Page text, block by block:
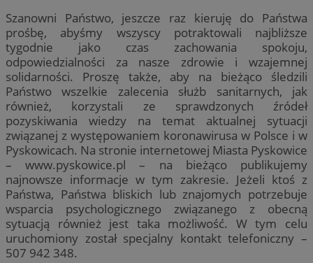
Szanowni Państwo, jeszcze raz kieruję do Państwa
prośbę, abyśmy wszyscy potraktowali najbliższe
tygodnie jako czas zachowania spokoju,
odpowiedzialności za nasze zdrowie i wzajemnej
solidarności. Proszę także, aby na bieżąco śledzili
Państwo wszelkie zalecenia służb sanitarnych, jak
również, korzystali ze sprawdzonych źródeł
pozyskiwania wiedzy na temat aktualnej sytuacji
związanej z występowaniem koronawirusa w Polsce i w
Pyskowicach. Na stronie internetowej Miasta Pyskowice
– www.pyskowice.pl – na bieżąco publikujemy
najnowsze informacje w tym zakresie. Jeżeli ktoś z
Państwa, Państwa bliskich lub znajomych potrzebuje
wsparcia psychologicznego związanego z obecną
sytuacją również jest taka możliwość. W tym celu
uruchomiony został specjalny kontakt telefoniczny –
507 942 348.